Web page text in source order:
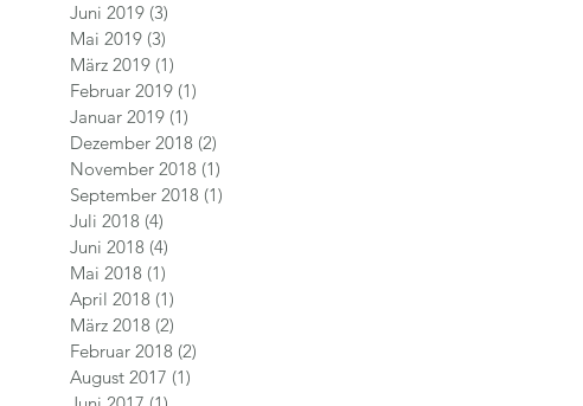
Juni 2019 (3)
Mai 2019 (3)
März 2019 (1)
Februar 2019 (1)
Januar 2019 (1)
Dezember 2018 (2)
November 2018 (1)
September 2018 (1)
Juli 2018 (4)
Juni 2018 (4)
Mai 2018 (1)
April 2018 (1)
März 2018 (2)
Februar 2018 (2)
August 2017 (1)